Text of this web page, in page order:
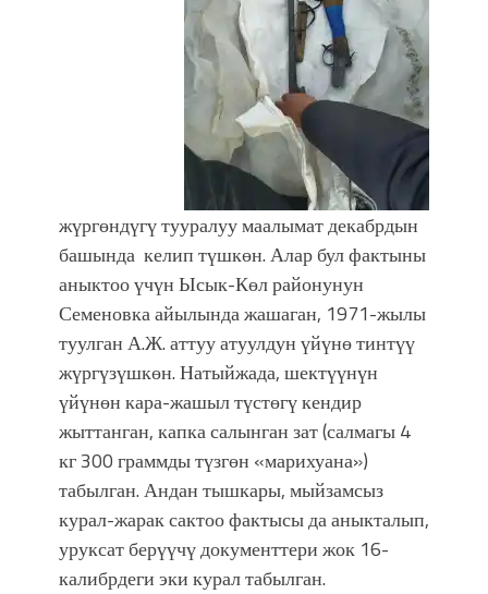
жүргөндүгү тууралуу маалымат декабрдын
башында келип түшкөн. Алар бул фактыны
аныктоо үчүн Ысык-Көл районунун
Семеновка айылында жашаган, 1971-жылы
туулган А.Ж. аттуу атуулдун үйүнө тинтүү
жүргүзүшкөн. Натыйжада, шектүүнүн
үйүнөн кара-жашыл түстөгү кендир
жыттанган, капка салынган зат (салмагы 4
кг 300 граммды түзгөн «марихуана»)
табылган. Андан тышкары, мыйзамсыз
курал-жарак сактоо фактысы да аныкталып,
уруксат берүүчү документтери жок 16-
калибрдеги эки курал табылган.